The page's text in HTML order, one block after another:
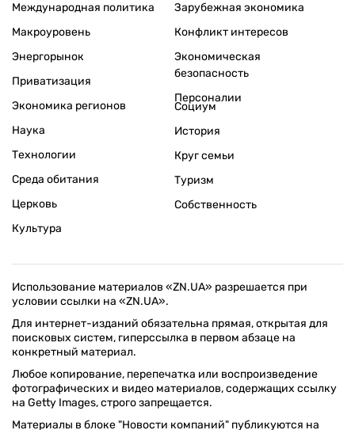
Международная политика
Макроуровень
Энергорынок
Приватизация
Экономика регионов
Зарубежная экономика
Конфликт интересов
Экономическая
безопасность
Персоналии
Наука
Технологии
Среда обитания
Церковь
Культура
Социум
История
Круг семьи
Туризм
Собственность
Использование материалов «ZN.UA» разрешается при
условии ссылки на «ZN.UA».
Для интернет-изданий обязательна прямая, открытая для
поисковых систем, гиперссылка в первом абзаце на
конкретный материал.
Любое копирование, перепечатка или воспроизведение
фотографических и видео материалов, содержащих ссылку
на Getty Images, строго запрещается.
Материалы в блоке "Новости компаний" публикуются на